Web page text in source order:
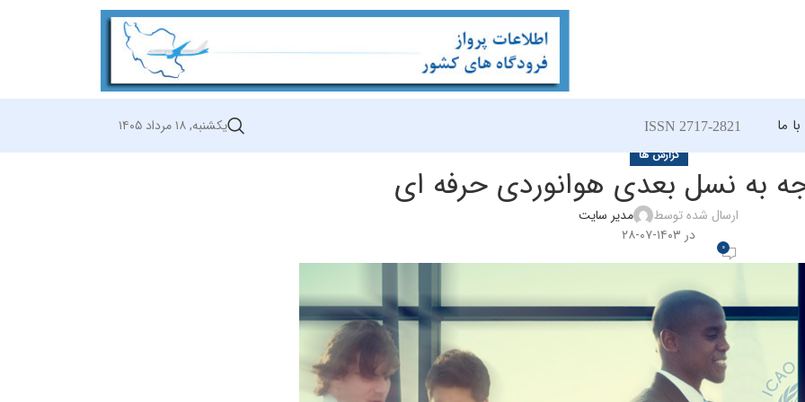
ما ISSN 2717-2821 یکشنبه, ۱۸ مرداد ۱۴۰۵
گزارش ها
به نسل بعدی هوانوردی حرفه ای
ارسال شده توسط
مدیر سایت
در ۱۴۰۳-۰۷-۲۸
0